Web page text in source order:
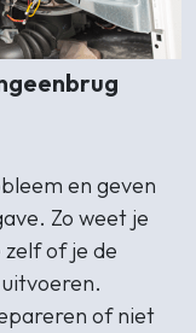
en geven
Zo weet je
of je de
of niet